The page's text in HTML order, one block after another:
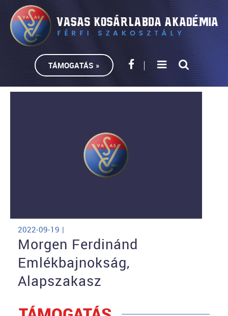
TÁMOGATÁS »
2022-09-19 |
Morgen Ferdinánd
Emlékbajnokság,
Alapszakasz